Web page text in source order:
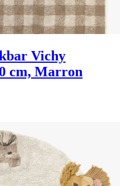
Vichy
cm, Marron